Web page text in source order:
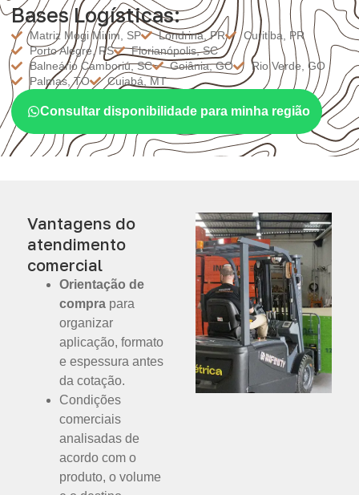
Bases Logísticas:
Matriz Mogi Mirim, SP Londrina, PR
Curitiba, PR
Porto Alegre, RS
Florianópolis, SC
Balneário Camboriú, SC
Goiânia, GO
Rio Verde, GO
Palmas, TO
Cuiabá, MT
Consultar disponibilidade para minha região
Vantagens do
atendimento
comercial
Orientação de
compra para
organizar
aplicação, formato
e espessura antes
da cotação.
Condições
comerciais
analisadas de
acordo com o
produto, o volume